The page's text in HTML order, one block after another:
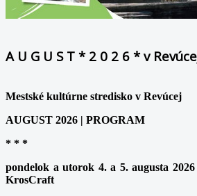
A U G U S T * 2 0 2 6 * v
Mestské kultúrne stredisko v Revúcej
AUGUST 2026 | PROGRAM
* * *
pondelok a utorok 4. a 5. augusta
KrosCraft